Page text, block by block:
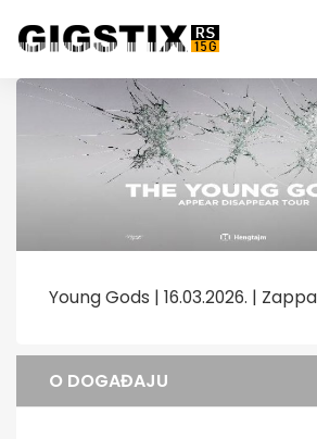
Young Gods | 16.03.2026. |
O DOGAĐAJU